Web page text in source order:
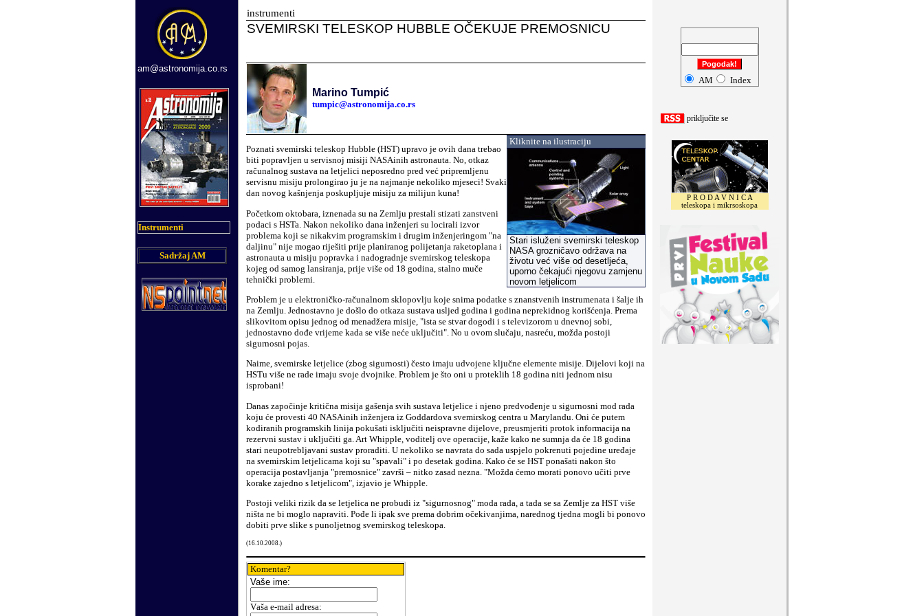
am@astronomija.co.rs
Instrumenti
Sadržaj AM
instrumenti
SVEMIRSKI TELESKOP HUBBLE OČEKUJE PREMOSNICU
Marino Tumpić
tumpic@astronomija.co.rs
Kliknite na ilustraciju
Stari isluženi svemirski teleskop
NASA grozničavo održava na
životu već više od desetljeća,
uporno čekajući njegovu zamjenu
novom letjelicom
Poznati svemirski teleskop Hubble (HST) upravo je ovih dana trebao
biti popravljen u servisnoj misiji NASAinih astronauta. No, otkaz
računalnog sustava na letjelici neposredno pred već pripremljenu
servisnu misiju prolongirao ju je na najmanje nekoliko mjeseci! Svaki
dan novog kašnjenja poskupljuje misiju za milijun kuna!
Početkom oktobara, iznenada su na Zemlju prestali stizati zanstveni
podaci s HSTa. Nakon nekoliko dana inženjeri su locirali izvor
problema koji se nikakvim programskim i drugim inženjeringom "na
daljinu" nije mogao riješiti prije planiranog polijetanja raketoplana i
astronauta u misiju popravka i nadogradnje svemirskog teleskopa
kojeg od samog lansiranja, prije više od 18 godina, stalno muče
tehnički problemi.
Problem je u elektroničko-računalnom sklopovlju koje snima podatke s znanstvenih instrumenata i šalje ih
na Zemlju. Jednostavno je došlo do otkaza sustava usljed godina i godina neprekidnog korišćenja. Prema
slikovitom opisu jednog od menadžera misije, "ista se stvar dogodi i s televizorom u dnevnoj sobi,
jednostavno dođe vrijeme kada se više neće uključiti". No u ovom slučaju, nasreću, možda postoji
sigurnosni pojas.
Naime, svemirske letjelice (zbog sigurnosti) često imaju udvojene ključne elemente misije. Dijelovi koji na
HSTu više ne rade imaju svoje dvojnike. Problem je što oni u proteklih 18 godina niti jednom nisu
isprobani!
Danas započinje kritična misija gašenja svih sustava letjelice i njeno predvođenje u sigurnosni mod rada
koju će provesti 40 NASAinih inženjera iz Goddardova svemirskog centra u Marylandu. Oni će putem
kodiranih programskih linija pokušati isključiti neispravne dijelove, preusmjeriti protok informacija na
rezervni sustav i uključiti ga. Art Whipple, voditelj ove operacije, kaže kako ne sumnja da će 18 godina
stari neupotrebljavani sustav proraditi. U nekoliko se navrata do sada uspjelo pokrenuti pojedine uređaje
na svemirskim letjelicama koji su "spavali" i po desetak godina. Kako će se HST ponašati nakon što
operacija postavljanja "premosnice" završi – nitko zasad nezna. "Možda ćemo morati ponovo učiti prve
korake zajedno s letjelicom", izjavio je Whipple.
Postoji veliki rizik da se letjelica ne probudi iz "sigurnosnog" moda rada, a tada se sa Zemlje za HST više
ništa ne bi moglo napraviti. Pođe li ipak sve prema dobrim očekivanjima, narednog tjedna mogli bi ponovo
dobiti prve slike s punoljetnog svemirskog teleskopa.
(16.10.2008.)
Komentar?
Vaše ime:
Vaša e-mail adresa:
AM Index
priključite se
P R O D A V N I C A
teleskopa i mikrsoskopa